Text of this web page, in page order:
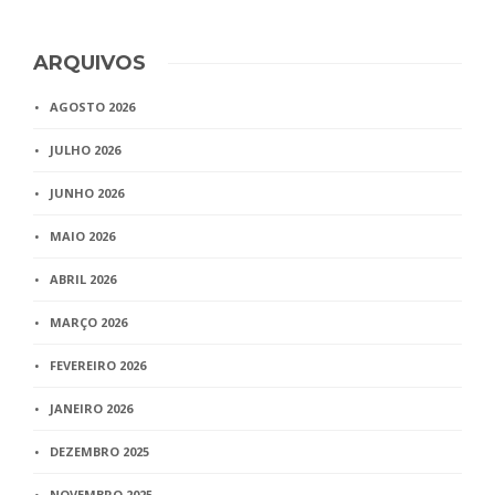
ARQUIVOS
AGOSTO 2026
JULHO 2026
JUNHO 2026
MAIO 2026
ABRIL 2026
MARÇO 2026
FEVEREIRO 2026
JANEIRO 2026
DEZEMBRO 2025